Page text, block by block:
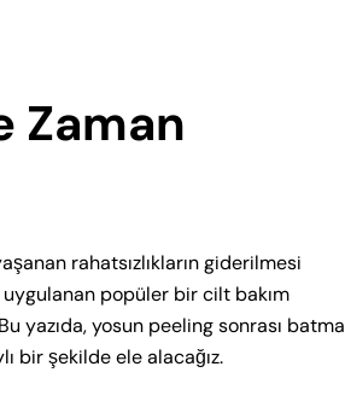
Zaman
rahatsızlıkların giderilmesi
uygulanan popüler bir cilt bakım
yazıda, yosun peeling sonrası batma
bir şekilde ele alacağız.